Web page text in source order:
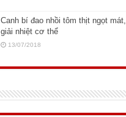
Canh bí đao nhồi tôm thịt ngọt mát,
giải nhiệt cơ thể
13/07/2018